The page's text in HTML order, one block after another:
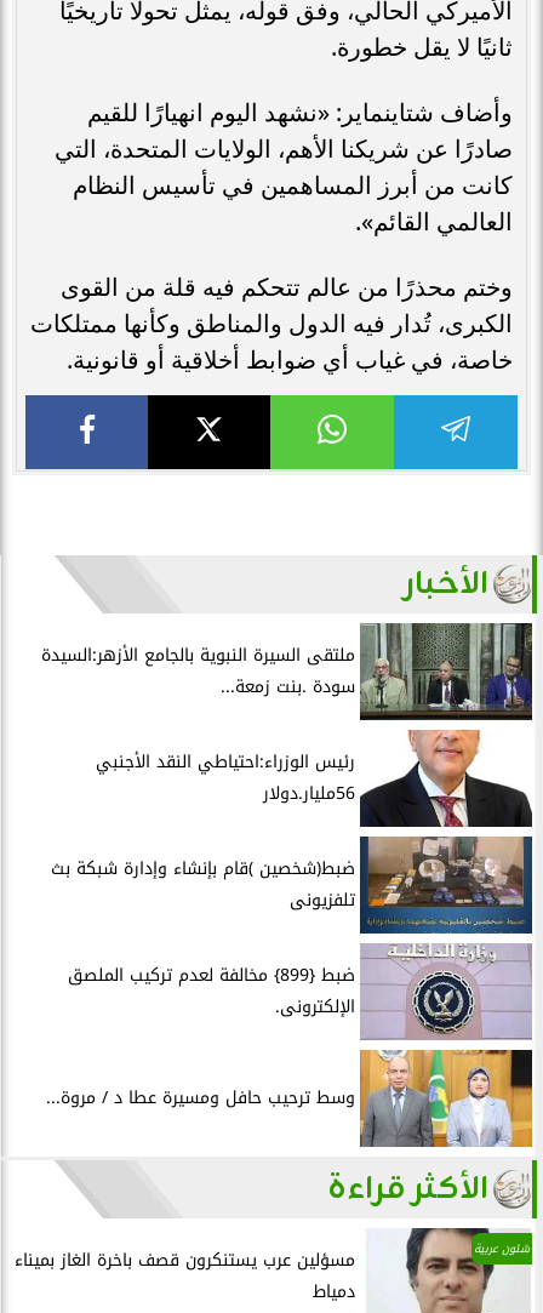
الأميركي الحالي، وفق قوله، يمثل تحولًا تاريخيًا
ثانيًا لا يقل خطورة.
وأضاف شتاينماير: «نشهد اليوم انهيارًا للقيم
صادرًا عن شريكنا الأهم، الولايات المتحدة، التي
كانت من أبرز المساهمين في تأسيس النظام
العالمي القائم».
وختم محذرًا من عالم تتحكم فيه قلة من القوى
الكبرى، تُدار فيه الدول والمناطق وكأنها ممتلكات
خاصة، في غياب أي ضوابط أخلاقية أو قانونية.
الأخبار
ملتقى السيرة النبوية بالجامع الأزهر:السيدة
سودة .بنت زمعة...
رئيس الوزراء:احتياطي النقد الأجنبي
56مليار.دولار
ضبط(شخصين )قام بإنشاء وإدارة شبكة بث
تلفزيونى
ضبط {899} مخالفة لعدم تركيب الملصق
الإلكترونى.
وسط ترحيب حافل ومسيرة عطا د / مروة...
الأكثر قراءة
شئون عربية
مسؤلين عرب يستنكرون قصف باخرة الغاز بميناء
دمياط